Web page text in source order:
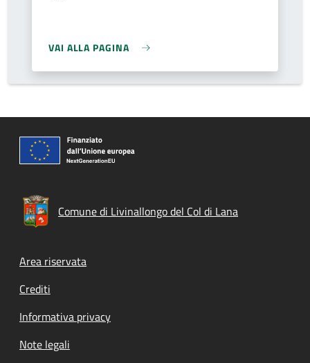
VAI ALLA PAGINA
Comune di Livinallongo del Col di Lana
Footer menu
Area riservata
Crediti
Informativa privacy
Note legali